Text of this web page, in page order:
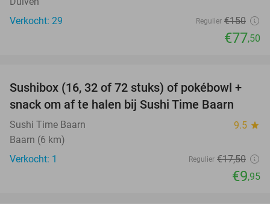
Verkocht: 29
Regulier €150
€77,50
43%
TODAY
Sushibox (16, 32 of 72 stuks) of pokébowl +
snack om af te halen bij Sushi Time Baarn
Sushi Time Baarn 9.5 star
Baarn (6 km)
Verkocht: 1
Regulier €17,50
€9,95